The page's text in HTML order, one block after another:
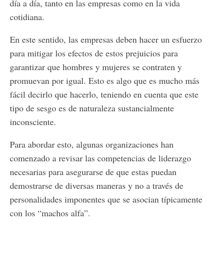
día a día, tanto en las empresas como en la vida
cotidiana.
En este sentido, las empresas deben hacer un esfuerzo
para mitigar los efectos de estos prejuicios para
garantizar que hombres y mujeres se contraten y
promuevan por igual. Esto es algo que es mucho más
fácil decirlo que hacerlo, teniendo en cuenta que este
tipo de sesgo es de naturaleza sustancialmente
inconsciente.
Para abordar esto, algunas organizaciones han
comenzado a revisar las competencias de liderazgo
necesarias para asegurarse de que estas puedan
demostrarse de diversas maneras y no a través de
personalidades imponentes que se asocian típicamente
con los “machos alfa”.